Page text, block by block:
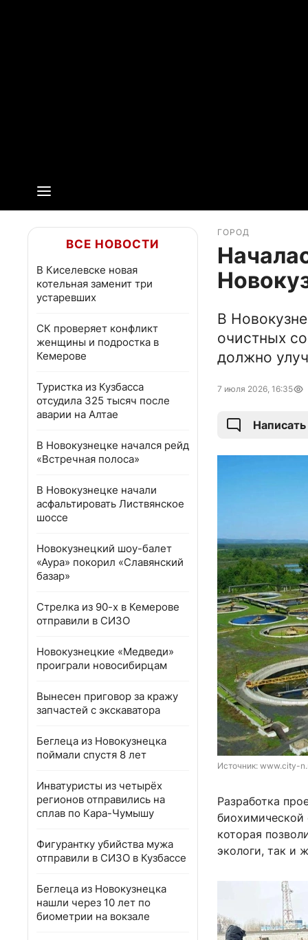
ВСЕ НОВОСТИ
В Киселевске новая
котельная заменит три
устаревших
СК проверяет конфликт
женщины и подростка в
Кемерове
Туристка из Кузбасса
отсудила 325 тысяч после
аварии на Алтае
В Новокузнецке начался рейд
«Встречная полоса»
В Новокузнецке начали
асфальтировать Листвянское
шоссе
Новокузнецкий шоу-балет
«Аура» покорил «Славянский
базар»
Стрелка из 90-х в Кемерове
отправили в СИЗО
Новокузнецкие «Медведи»
проиграли новосибирцам
Вынесен приговор за кражу
запчастей с экскаватора
Беглеца из Новокузнецка
поймали спустя 8 лет
Инватуристы из четырёх
регионов отправились на
сплав по Кара-Чумышу
Фигурантку убийства мужа
отправили в СИЗО в Кузбассе
Беглеца из Новокузнецка
нашли через 10 лет по
биометрии на вокзале
ГОРОД
В
очистных
должно
7 июля 2026, 16:35
Источник: www.city-
Разработка
биохимической
которая
экологи, так и